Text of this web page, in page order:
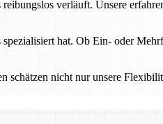
verläuft. Unsere
hat. Ob Ein- oder
nicht nur unsere